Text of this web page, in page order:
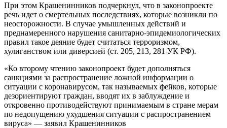
При этом Крашенинников подчеркнул, что в законопроекте
речь идет о смертельных последствиях, которые возникли по
неосторожности. В случае умышленных действий и
преднамеренного нарушения санитарно-эпидемиологических
правил такое деяние будет считаться терроризмом,
хулиганством или диверсией (ст. 205, 213, 281 УК РФ).
«Ко второму чтению законопроект будет дополняться
санкциями за распространение ложной информации о
ситуации с коронавирусом, так называемых фейков, которые
дезориентируют граждан, вводят их в заблуждение и
откровенно противодействуют принимаемым в стране мерам
по недопущению ухудшения ситуации с распространением
вируса» — заявил Крашенинников